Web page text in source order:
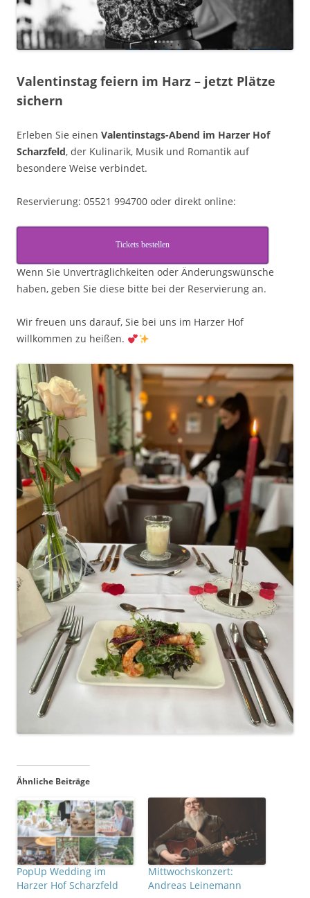
Valentinstag feiern im Harz – jetzt Plätze
sichern
Erleben Sie einen Valentinstags-Abend im Harzer Hof
Scharzfeld, der Kulinarik, Musik und Romantik auf
besondere Weise verbindet.
Reservierung: 05521 994700 oder direkt online:
Tickets bestellen
Wenn Sie Unverträglichkeiten oder Änderungswünsche
haben, geben Sie diese bitte bei der Reservierung an.
Wir freuen uns darauf, Sie bei uns im Harzer Hof
willkommen zu heißen.
Ähnliche Beiträge
PopUp Wedding im
Harzer Hof Scharzfeld
Mittwochskonzert:
Andreas Leinemann